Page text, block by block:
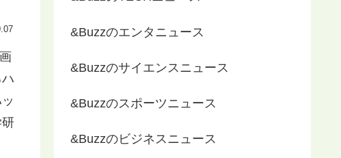
&Buzzのエンタニュース
&Buzzのサイエンスニュース
&Buzzのスポーツニュース
&Buzzのビジネスニュース